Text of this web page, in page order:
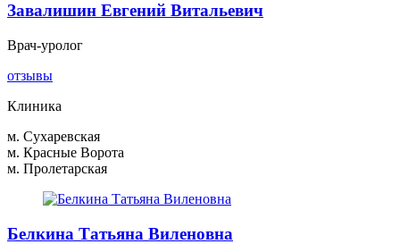
Завалишин Евгений Витальевич
Врач-уролог
отзывы
Клиника
м. Сухаревская
м. Красные Ворота
м. Пролетарская
Белкина Татьяна Виленовна